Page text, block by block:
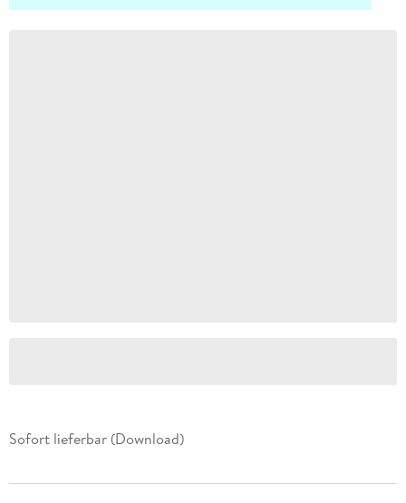
Sofort lieferbar (Download)